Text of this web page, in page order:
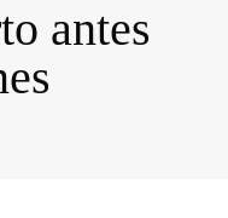
antes